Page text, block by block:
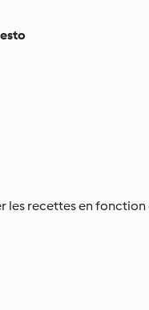
les recettes en fonction